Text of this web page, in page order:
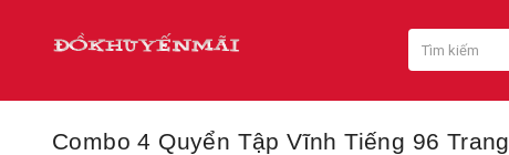
Combo 4 Quyển Tập Vĩnh Tiếng 96 Trang